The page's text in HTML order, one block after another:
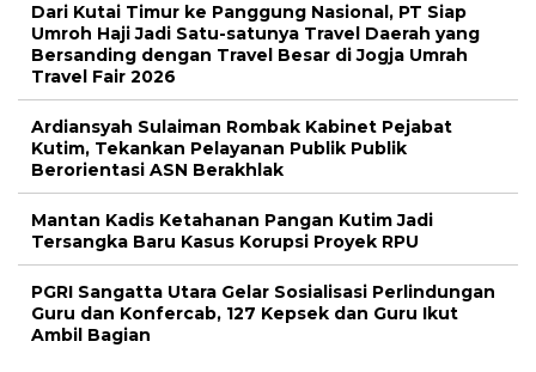
Dari Kutai Timur ke Panggung Nasional, PT Siap
Umroh Haji Jadi Satu-satunya Travel Daerah yang
Bersanding dengan Travel Besar di Jogja Umrah
Travel Fair 2026
Ardiansyah Sulaiman Rombak Kabinet Pejabat
Kutim, Tekankan Pelayanan Publik Publik
Berorientasi ASN Berakhlak
Mantan Kadis Ketahanan Pangan Kutim Jadi
Tersangka Baru Kasus Korupsi Proyek RPU
PGRI Sangatta Utara Gelar Sosialisasi Perlindungan
Guru dan Konfercab, 127 Kepsek dan Guru Ikut
Ambil Bagian